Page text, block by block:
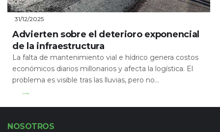
31/12/2025
Advierten sobre el deterioro exponencial
de la infraestructura
La falta de mantenimiento vial e hídrico genera costos
económicos diarios millonarios y afecta la logística. El
problema es visible tras las lluvias, pero no...
Leer Más
NOSOTROS